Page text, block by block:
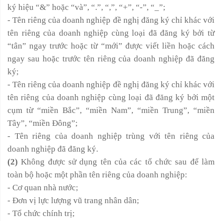
ký hiệu “&” hoặc “và”, “.”, “,”, “+”, “-”, “_”;
- Tên riêng của doanh nghiệp đề nghị đăng ký chỉ khác với
tên riêng của doanh nghiệp cùng loại đã đăng ký bởi từ
“tân” ngay trước hoặc từ “mới” được viết liền hoặc cách
ngay sau hoặc trước tên riêng của doanh nghiệp đã đăng
ký;
- Tên riêng của doanh nghiệp đề nghị đăng ký chỉ khác với
tên riêng của doanh nghiệp cùng loại đã đăng ký bởi một
cụm từ “miền Bắc”, “miền Nam”, “miền Trung”, “miền
Tây”, “miền Đông”;
- Tên riêng của doanh nghiệp trùng với tên riêng của
doanh nghiệp đã đăng ký.
(2) Không được sử dụng tên của các tổ chức sau để làm
toàn bộ hoặc một phần tên riêng của doanh nghiệp:
- Cơ quan nhà nước;
- Đơn vị lực lượng vũ trang nhân dân;
- Tổ chức chính trị;